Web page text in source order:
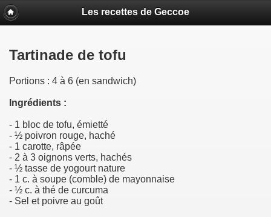
Les recettes de Geccoe
Tartinade de tofu
Portions : 4 à 6 (en sandwich)
Ingrédients :
- 1 bloc de tofu, émietté
- ½ poivron rouge, haché
- 1 carotte, râpée
- 2 à 3 oignons verts, hachés
- ½ tasse de yogourt nature
- 1 c. à soupe (comble) de mayonnaise
- ½ c. à thé de curcuma
- Sel et poivre au goût